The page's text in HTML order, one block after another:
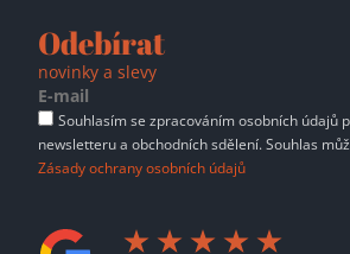
Odebírat
novinky a slevy
Souhlasím se zpracováním osobních údajů
newsletteru a obchodních sdělení. Souhlas
Zásady ochrany osobních údajů